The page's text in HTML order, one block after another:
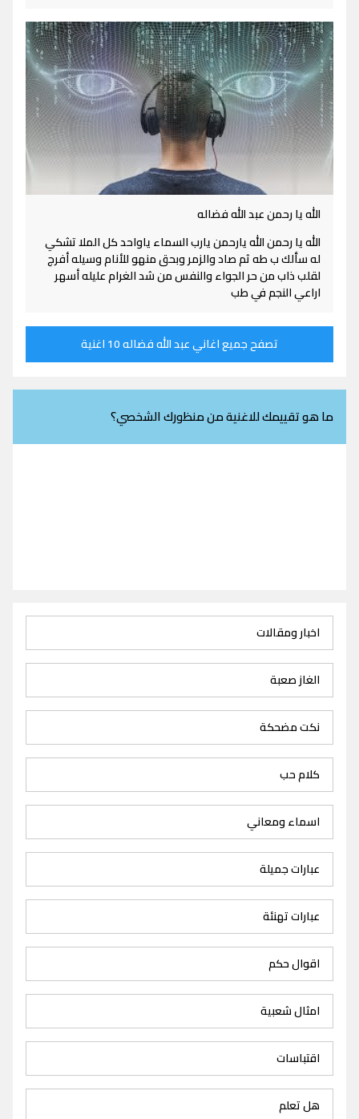
الله يا رحمن عبد الله فضاله
الله يا رحمن الله يارحمن يارب السماء ياواحد كل الملا تشكي
له سألك ب طه ثم صاد والزمر وبحق منهو للأنام وسيله أفرج
لقلب ذاب من حر الجواء والنفس من شد الغرام عليله أسهر
اراعي النجم في طب
تصفح جميع اغاني عبد الله فضاله 10 اغنية
ما هو تقييمك للاغنية من منظورك الشخصي؟
اخبار ومقالات
الغاز صعبة
نكت مضحكة
كلام حب
اسماء ومعاني
عبارات جميلة
عبارات تهنئة
اقوال حكم
امثال شعبية
اقتباسات
هل تعلم